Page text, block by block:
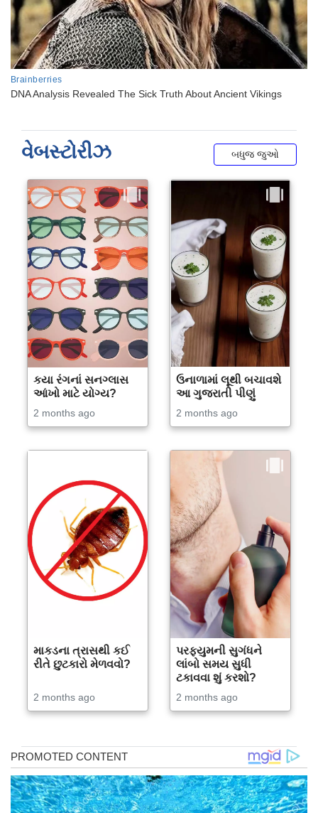
વેબસ્ટોરીઝ બધુજ જુઓ
કયા રંગનાં સનગ્લાસ
આંખો માટે યોગ્ય?
2 months ago
ઉનાળામાં લૂથી બચાવશે
આ ગુજરાતી પીણું
2 months ago
માકડના ત્રાસથી કઈ
રીતે છુટકારો મેળવવો?
2 months ago
પરફ્યુમની સુગંધને
લાંબો સમય સુધી
ટકાવવા શું કરશો?
2 months ago